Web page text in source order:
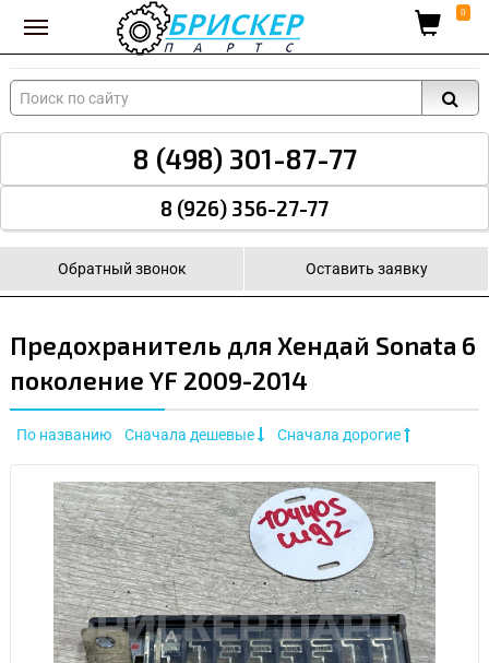
Вход для поставщиков 0
8 (498) 301-87-77
8 (926) 356-27-77
Обратный звонок Оставить заявку
Предохранитель для Хендай Sonata 6
поколение YF 2009-2014
По названию Сначала дешевые Сначала дорогие